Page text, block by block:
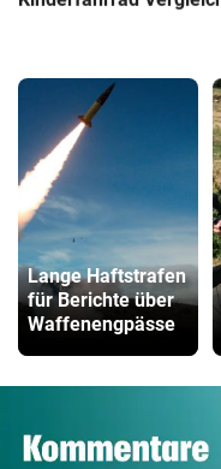
Lange Haftstrafen
für Berichte über
Waffenengpässe